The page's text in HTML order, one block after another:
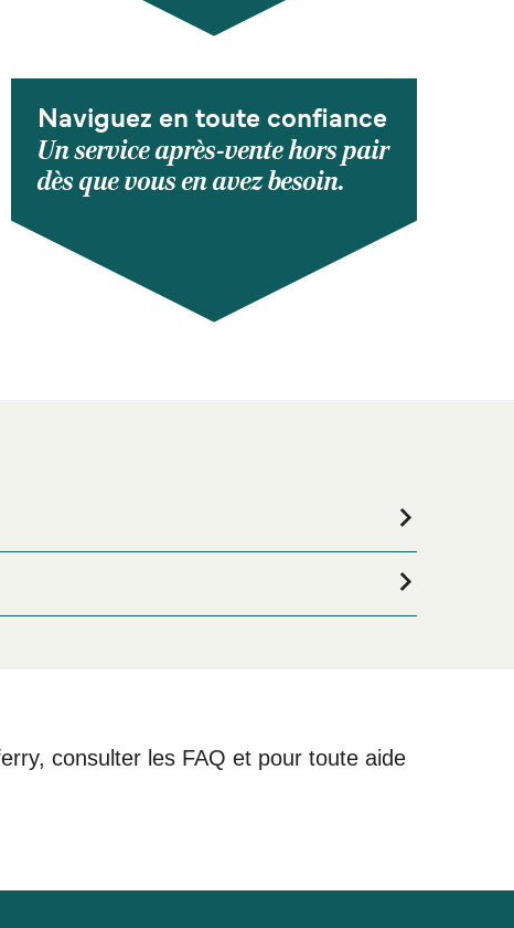
Naviguez en toute confiance
Un service après-vente hors pair
dès que vous en avez besoin.
consulter les FAQ et pour toute aide